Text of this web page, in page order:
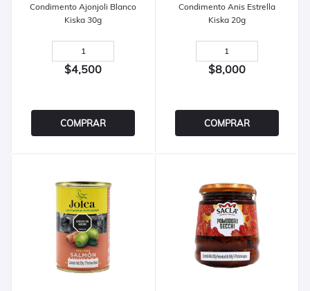
Condimento Ajonjoli Blanco
Kiska 30g
$4,500
COMPRAR
Condimento Anis Estrella
Kiska 20g
$8,000
COMPRAR